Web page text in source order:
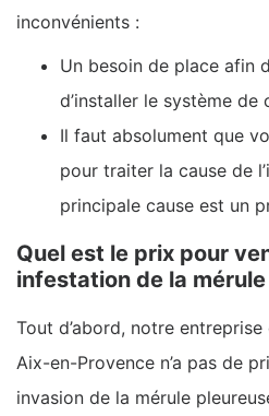
inconvénients :
Un besoin de place afin
d’installer le système de
Il faut absolument que
pour traiter la cause de
principale cause est un
Quel est le prix pour
infestation de la
Tout d’abord, notre
Aix-en-Provence n’a pas de
invasion de la mérule